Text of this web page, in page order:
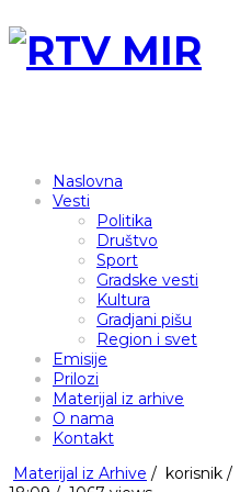
Naslovna
Vesti
Politika
Društvo
Sport
Gradske vesti
Kultura
Gradjani pišu
Region i svet
Emisije
Prilozi
Materijal iz arhive
O nama
Kontakt
Materijal iz Arhive / korisnik /